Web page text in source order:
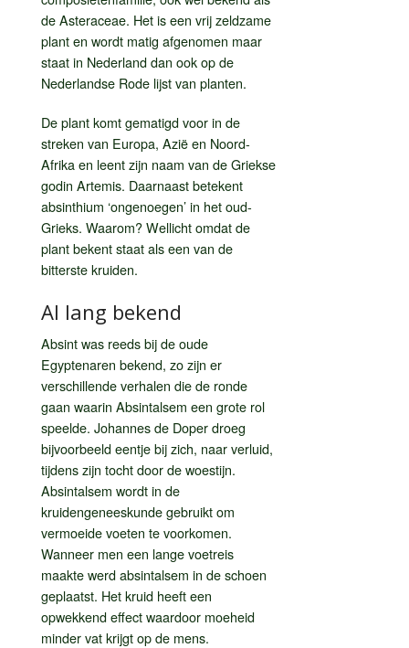
de Asteraceae. Het is een vrij zeldzame
plant en wordt matig afgenomen maar
staat in Nederland dan ook op de
Nederlandse Rode lijst van planten.
De plant komt gematigd voor in de
streken van Europa, Azië en Noord-
Afrika en leent zijn naam van de Griekse
godin Artemis. Daarnaast betekent
absinthium ‘ongenoegen’ in het oud-
Grieks. Waarom? Wellicht omdat de
plant bekent staat als een van de
bitterste kruiden.
Al lang bekend
Absint was reeds bij de oude
Egyptenaren bekend, zo zijn er
verschillende verhalen die de ronde
gaan waarin Absintalsem een grote rol
speelde. Johannes de Doper droeg
bijvoorbeeld eentje bij zich, naar verluid,
tijdens zijn tocht door de woestijn.
Absintalsem wordt in de
kruidengeneeskunde gebruikt om
vermoeide voeten te voorkomen.
Wanneer men een lange voetreis
maakte werd absintalsem in de schoen
geplaatst. Het kruid heeft een
opwekkend effect waardoor moeheid
minder vat krijgt op de mens.